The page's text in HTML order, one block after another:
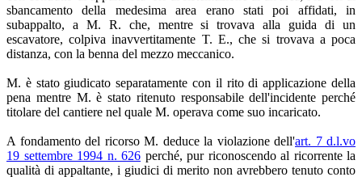
sbancamento della medesima area erano stati poi affidati, in
subappalto, a M. R. che, mentre si trovava alla guida di un
escavatore, colpiva inavvertitamente T. E., che si trovava a poca
distanza, con la benna del mezzo meccanico.
M. è stato giudicato separatamente con il rito di applicazione della
pena mentre M. è stato ritenuto responsabile dell'incidente perché
titolare del cantiere nel quale M. operava come suo incaricato.
A fondamento del ricorso M. deduce la violazione dell'art. 7 d.l.vo
19 settembre 1994 n. 626 perché, pur riconoscendo al ricorrente la
qualità di appaltante, i giudici di merito non avrebbero tenuto conto